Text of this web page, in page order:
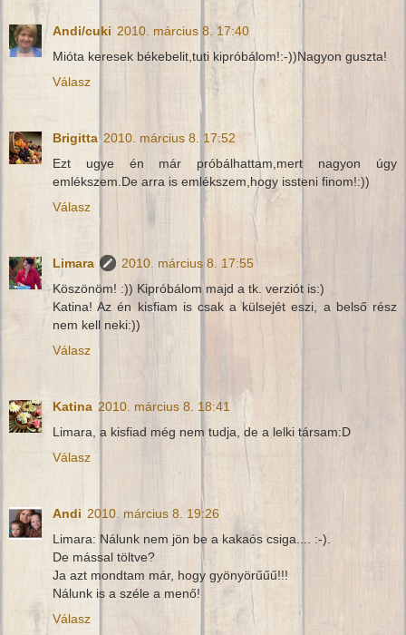
Andi/cuki 2010. március 8. 17:40
Mióta keresek békebelit,tuti kipróbálom!:-))Nagyon guszta!
Válasz
Brigitta 2010. március 8. 17:52
Ezt ugye én már próbálhattam,mert nagyon úgy
emlékszem.De arra is emlékszem,hogy issteni finom!:))
Válasz
Limara
2010. március 8. 17:55
Köszönöm! :)) Kipróbálom majd a tk. verziót is:)
Katina! Az én kisfiam is csak a külsejét eszi, a belső rész
nem kell neki:))
Válasz
Katina 2010. március 8. 18:41
Limara, a kisfiad még nem tudja, de a lelki társam:D
Válasz
Andi 2010. március 8. 19:26
Limara: Nálunk nem jön be a kakaós csiga.... :-).
De mással töltve?
Ja azt mondtam már, hogy gyönyörűűű!!!
Nálunk is a széle a menő!
Válasz